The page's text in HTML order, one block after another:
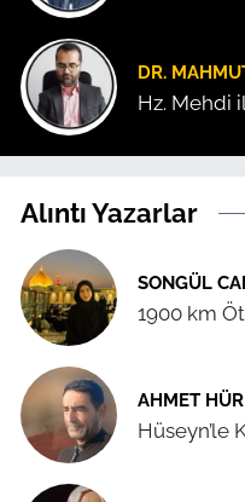
DR.
Hz. Mehdi
Alıntı Yazarlar
SONGÜL
1900 km
AHMET
Hüseyn’le